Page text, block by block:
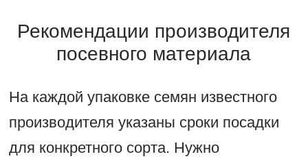
Рекомендации производителя
посевного материала
На каждой упаковке семян известного
производителя указаны сроки посадки
для конкретного сорта. Нужно